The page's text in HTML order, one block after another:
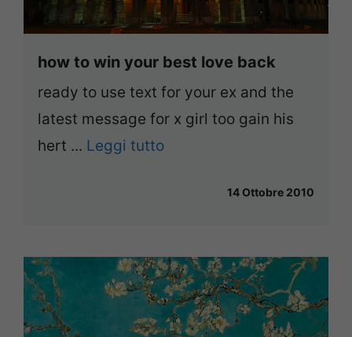
how to win your best love back
ready to use text for your ex and the
latest message for x girl too gain his
hert ... Leggi tutto
14 Ottobre 2010